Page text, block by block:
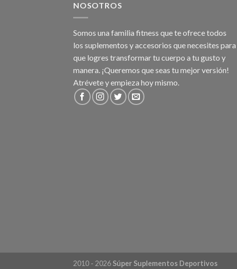
NOSOTROS
Somos una familia fitness que te ofrece todos
los suplementos y accesorios que necesites para
que logres transformar tu cuerpo a tu gusto y
manera. ¡Queremos que seas tu mejor versión!
Atrévete y empieza hoy mismo.
2010 - 2026 Súper Suplementos Deportivos